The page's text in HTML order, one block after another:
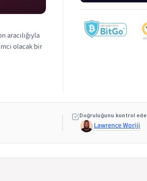
aracılığıyla
olacak bir
Doğruluğunu kontrol
Lawrence Woriji